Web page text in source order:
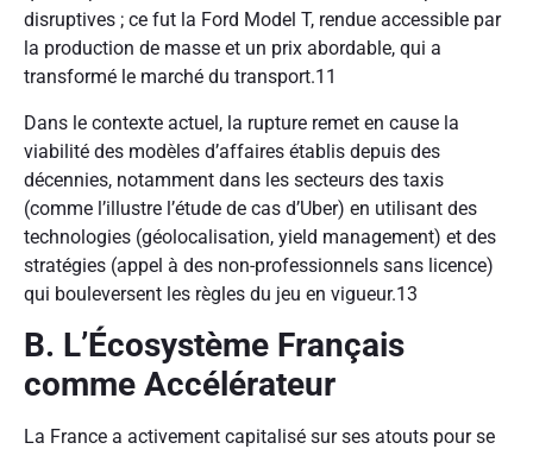
disruptives ; ce fut la Ford Model T, rendue accessible par
la production de masse et un prix abordable, qui a
transformé le marché du transport.11
Dans le contexte actuel, la rupture remet en cause la
viabilité des modèles d’affaires établis depuis des
décennies, notamment dans les secteurs des taxis
(comme l’illustre l’étude de cas d’Uber) en utilisant des
technologies (géolocalisation, yield management) et des
stratégies (appel à des non-professionnels sans licence)
qui bouleversent les règles du jeu en vigueur.13
B. L’Écosystème Français
comme Accélérateur
La France a activement capitalisé sur ses atouts pour se